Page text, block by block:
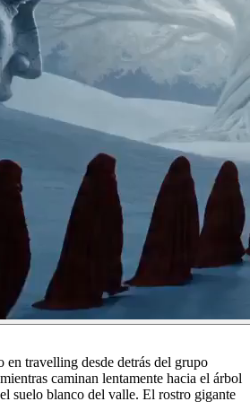
en travelling desde detrás del grupo
caminan lentamente hacia el árbol
suelo blanco del valle. El rostro gigante